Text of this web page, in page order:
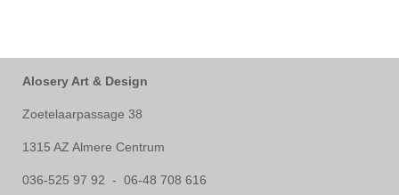
Alosery Art & Design
Zoetelaarpassage 38
1315 AZ Almere Centrum
036-525 97 92 - 06-48 708 616